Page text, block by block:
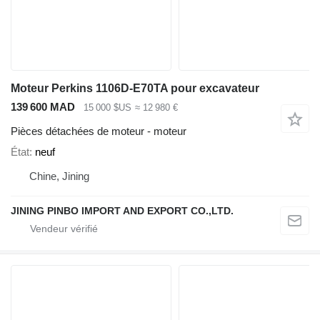
Moteur Perkins 1106D-E70TA pour excavateur
139 600 MAD
15 000 $US ≈ 12 980 €
Pièces détachées de moteur - moteur
État neuf
Chine, Jining
JINING PINBO IMPORT AND EXPORT CO.,LTD.